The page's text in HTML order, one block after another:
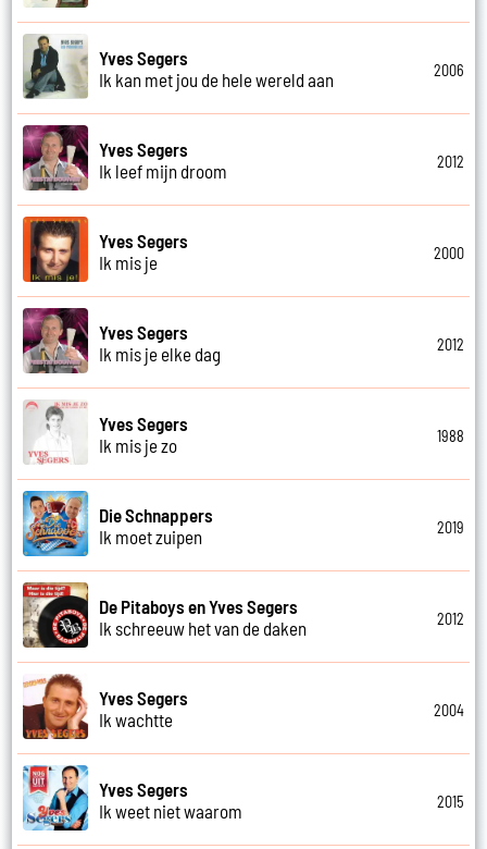
Yves Segers
Ik kan met jou de hele wereld aan
2006
Yves Segers
Ik leef mijn droom
2012
Yves Segers
Ik mis je
2000
Yves Segers
Ik mis je elke dag
2012
Yves Segers
Ik mis je zo
1988
Die Schnappers
Ik moet zuipen
2019
De Pitaboys en Yves Segers
Ik schreeuw het van de daken
2012
Yves Segers
Ik wachtte
2004
Yves Segers
Ik weet niet waarom
2015